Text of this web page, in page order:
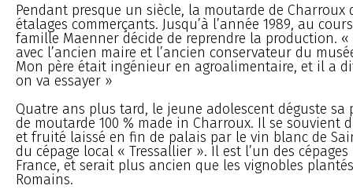
Pendant presque un siècle, la moutarde de Charroux
étalages commerçants. Jusqu’à l’année 1989, au
famille Maenner décide de reprendre la production. «
avec l’ancien maire et l’ancien conservateur du
Mon père était ingénieur en agroalimentaire, et il a
on va essayer »
Quatre ans plus tard, le jeune adolescent déguste sa
de moutarde 100 % made in Charroux. Il se souvient
et fruité laissé en fin de palais par le vin blanc de
du cépage local « Tressallier ». Il est l’un des
France, et serait plus ancien que les vignobles
Romains.